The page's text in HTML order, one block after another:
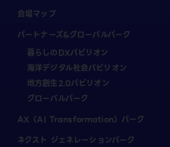
会場マップ
パートナーズ&グローバルパーク
暮らしのDXパビリオン
海洋デジタル社会パビリオン
地方創生2.0パビリオン
グローバルパーク
AX（AI Transformation）パーク
ネクスト ジェネレーションパーク